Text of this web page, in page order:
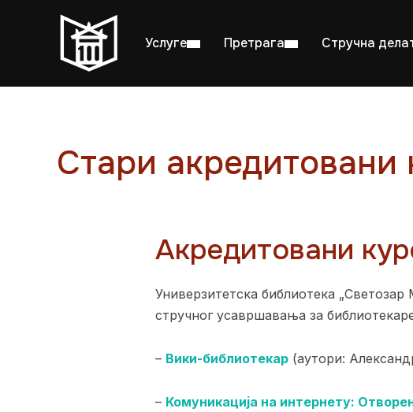
Услуге Претрага Стручна
Стари акредитовани
Акредитовани
Универзитетска библиотека
стручног усавршавања за
– Вики-библиотекар (аутори:
– Комуникација на интернету: